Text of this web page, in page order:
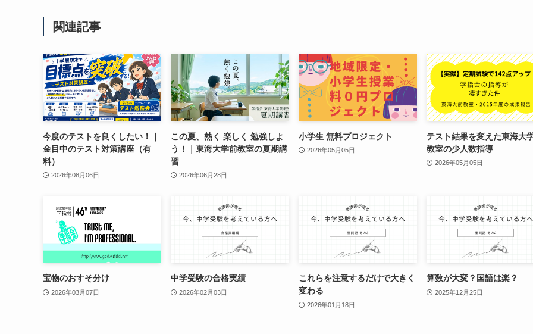
関連記事
今度のテストを良くしたい！｜
金目中のテスト対策講座（有
料）
2026年08月06日
この夏、熱く 楽しく 勉強しよ
う！｜東海大学前教室の夏期講
習
2026年06月28日
小学生 無料プロジェクト
2026年05月05日
テスト結果を変えた東海大
教室の少人数指導
2026年05月05日
宝物のおすそ分け
2026年03月07日
中学受験の合格実績
2026年02月03日
これらを注意するだけで大きく
変わる
2026年01月18日
算数が大変？国語は楽？
2025年12月25日